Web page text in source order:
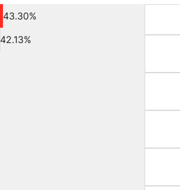
43.30%
42.13%